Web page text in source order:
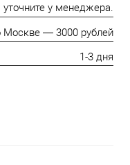
уточните у менеджера.
Москве — 3000 рублей
1-3 дня